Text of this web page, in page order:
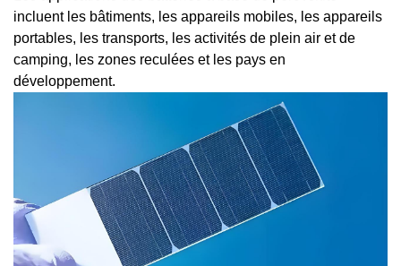
incluent les bâtiments, les appareils mobiles, les appareils
portables, les transports, les activités de plein air et de
camping, les zones reculées et les pays en
développement.